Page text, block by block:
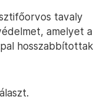
tavaly
amelyet a
hosszabbítottak